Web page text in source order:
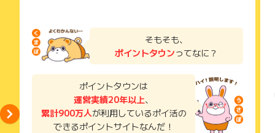
そもそも、
ポイントタウンってなに？
ポイントタウンは
運営実績20年以上、
累計900万人が利用しているポイ活の
できるポイントサイトなんだ！